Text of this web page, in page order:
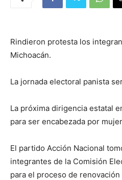
Rindieron protesta los
Michoacán.
La jornada electoral panista
La próxima dirigencia estatal
para ser encabezada por
El partido Acción Nacional
integrantes de la Comisión
para el proceso de